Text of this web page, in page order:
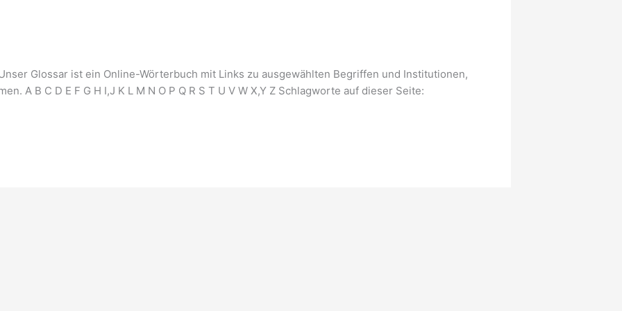
Glossar ist ein Online-Wörterbuch mit Links zu ausgewählten Begriffen und Institutionen,
A B C D E F G H I,J K L M N O P Q R S T U V W X,Y Z Schlagworte auf dieser Seite: